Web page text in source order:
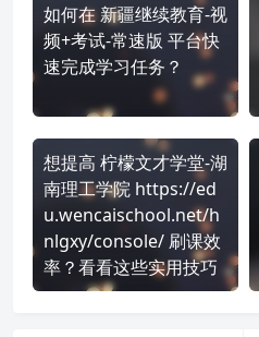
如何在 新疆继续教育-视
频+考试-常速版 平台快
速完成学习任务？
想提高 柠檬文才学堂-湖
南理工学院 https://ed
u.wencaischool.net/h
nlgxy/console/ 刷课效
率？看看这些实用技巧